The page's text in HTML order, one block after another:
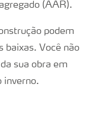
(AAR).
podem
baixas. Você não
sua obra em
inverno.